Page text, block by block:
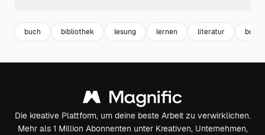
buch bibliothek lesung lernen literatur book
Die kreative Plattform, um deine beste Arbeit zu verwirklichen.
Mehr als 1 Million Abonnenten unter Kreativen, Unternehmen,